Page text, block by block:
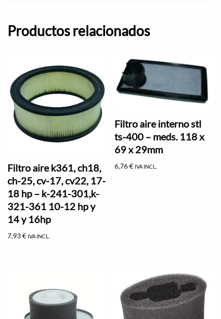
Productos relacionados
Filtro aire k361, ch18,
ch-25, cv-17, cv22, 17-
18 hp – k-241-301,k-
321-361 10-12 hp y
14 y 16hp
7,93€ IVA INCL.
Filtro aire interno stl
ts-400 – meds. 118 x
69 x 29mm
6,76€ IVA INCL.